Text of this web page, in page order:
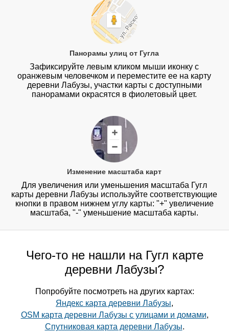
Панорамы улиц от Гугла
Зафиксируйте левым кликом мыши иконку с
оранжевым человечком и переместите ее на карту
деревни Лабузы, участки карты с доступными
панорамами окрасятся в фиолетовый цвет.
Изменение масштаба карт
Для увеличения или уменьшения масштаба Гугл
карты деревни Лабузы используйте соответствующие
кнопки в правом нижнем углу карты: "+" увеличение
масштаба, "-" уменьшение масштаба карты.
Чего-то не нашли на Гугл карте
деревни Лабузы?
Попробуйте посмотреть на других картах:
Яндекс карта деревни Лабузы,
OSM карта деревни Лабузы с улицами и домами,
Спутниковая карта деревни Лабузы.